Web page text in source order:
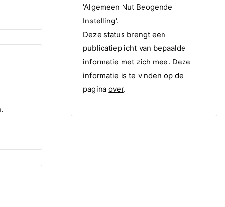
'Algemeen Nut Beogende
Instelling'.
Deze status brengt een
publicatieplicht van bepaalde
informatie met zich mee. Deze
informatie is te vinden op de
paginaover.